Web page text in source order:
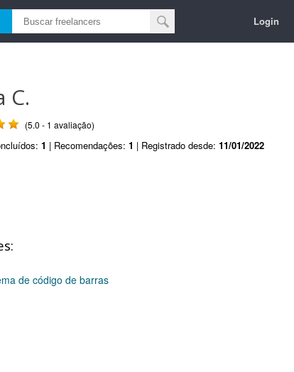
Login
C.
(5.0 - 1 avaliação)
1 | Recomendações: 1 | Registrado desde: 11/01/2022
de código de barras